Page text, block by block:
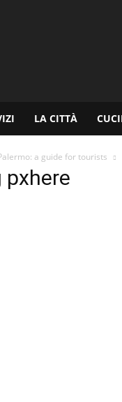
LA CITTÀ
a guide for tourists
pxhere